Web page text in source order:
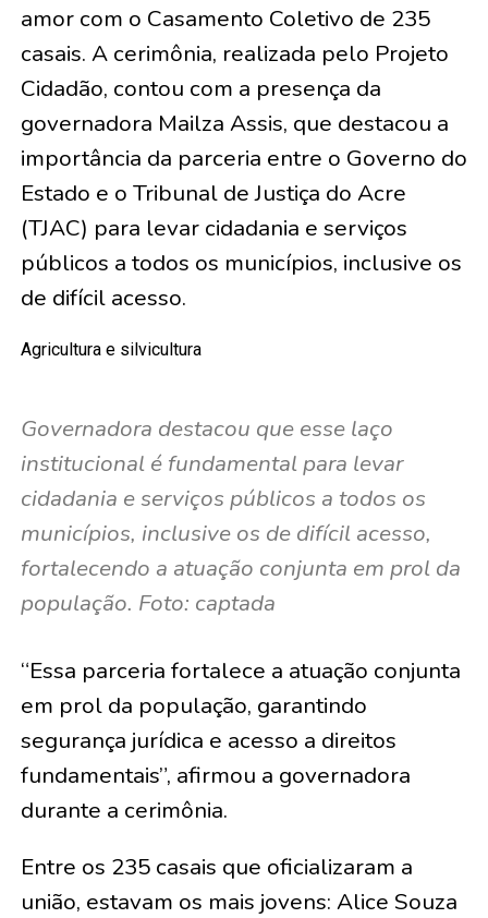
amor com o Casamento Coletivo de 235
casais. A cerimônia, realizada pelo Projeto
Cidadão, contou com a presença da
governadora Mailza Assis, que destacou a
importância da parceria entre o Governo do
Estado e o Tribunal de Justiça do Acre
(TJAC) para levar cidadania e serviços
públicos a todos os municípios, inclusive os
de difícil acesso.
Agricultura e silvicultura
Governadora destacou que esse laço
institucional é fundamental para levar
cidadania e serviços públicos a todos os
municípios, inclusive os de difícil acesso,
fortalecendo a atuação conjunta em prol da
população. Foto: captada
“Essa parceria fortalece a atuação conjunta
em prol da população, garantindo
segurança jurídica e acesso a direitos
fundamentais”, afirmou a governadora
durante a cerimônia.
Entre os 235 casais que oficializaram a
união, estavam os mais jovens: Alice Souza